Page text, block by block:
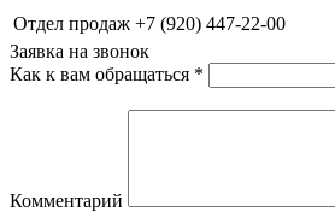
Отдел продаж +7 (920) 447-22-00
Заявка на звонок
Как к вам обращаться *
Комментарий